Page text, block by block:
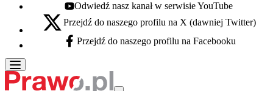
Youtube - otwiera się w nowej karcie
Odwiedź nasz kanał w serwisie YouTube
X - otwiera się w nowej karcie
Przejdź do naszego profilu na X (dawniej Twitter)
Facebook - otwiera się w nowej karcie
Przejdź do naszego profilu na Facebooku